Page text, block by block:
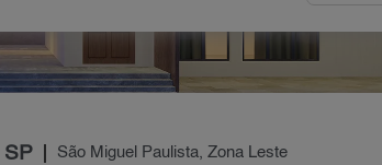
SP São Miguel Paulista, Zona Leste